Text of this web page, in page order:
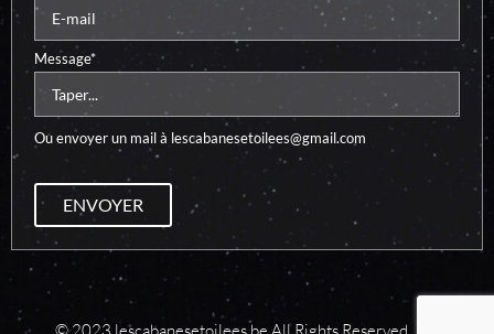
Message*
Ou envoyer un mail à lescabanesetoilees@gmail.com
ENVOYER